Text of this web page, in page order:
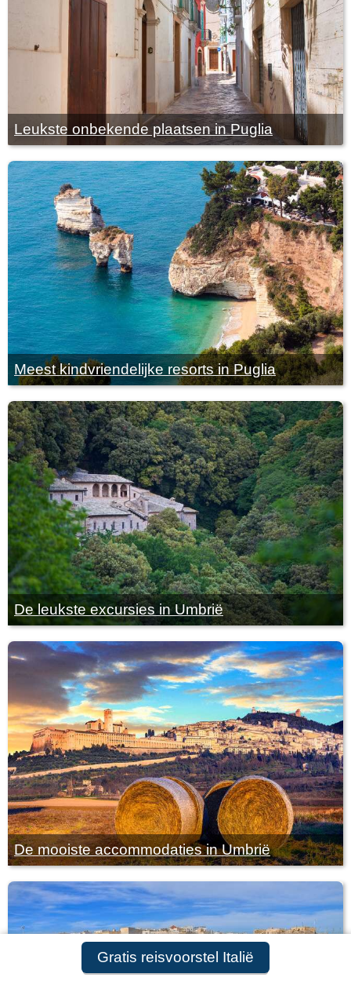
Gratis reisvoorstel Italië
Leukste onbekende plaatsen in Puglia
Meest kindvriendelijke resorts in Puglia
De leukste excursies in Umbrië
De mooiste accommodaties in Umbrië